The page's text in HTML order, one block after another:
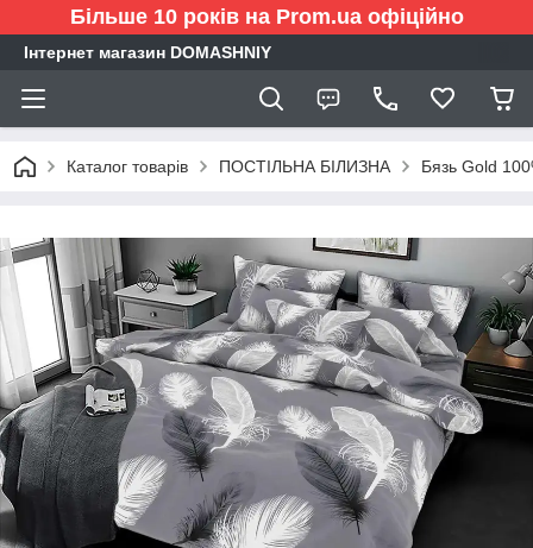
Більше 10 років на Prom.ua офіційно
Інтернет магазин DOMASHNIY
Каталог товарів ПОСТІЛЬНА БІЛИЗНА Бязь Gold